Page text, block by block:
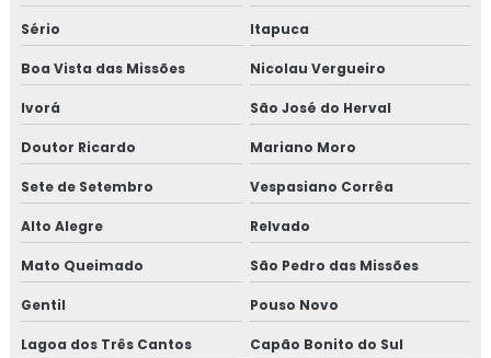
Sério Itapuca
Boa Vista das Missões Nicolau Vergueiro
Ivorá São José do Herval
Doutor Ricardo Mariano Moro
Sete de Setembro Vespasiano Corrêa
Alto Alegre Relvado
Mato Queimado São Pedro das Missões
Gentil Pouso Novo
Lagoa dos Três Cantos Capão Bonito do Sul